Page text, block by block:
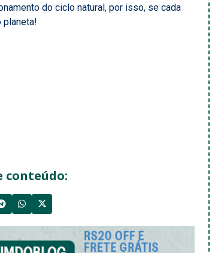
do ciclo natural, por isso, se cada
planeta!
conteúdo: